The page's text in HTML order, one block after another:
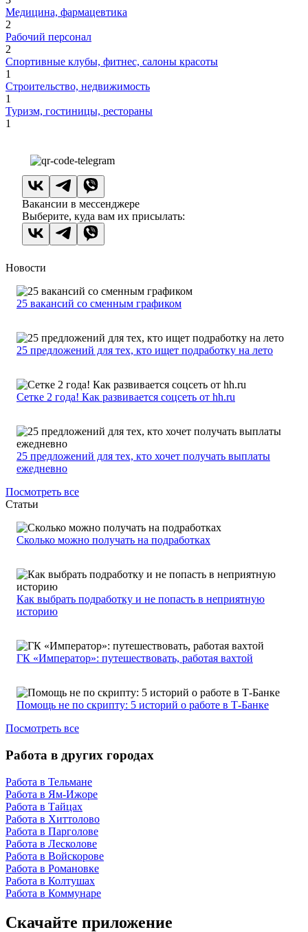
Медицина, фармацевтика
2
Рабочий персонал
2
Спортивные клубы, фитнес, салоны красоты
1
Строительство, недвижимость
1
Туризм, гостиницы, рестораны
1
Вакансии в мессенджере
Выберите, куда вам их присылать:
Новости
25 вакансий со сменным графиком
25 предложений для тех, кто ищет подработку на лето
Сетке 2 года! Как развивается соцсеть от hh.ru
25 предложений для тех, кто хочет получать выплаты
ежедневно
Посмотреть все
Статьи
Сколько можно получать на подработках
Как выбрать подработку и не попасть в неприятную
историю
ГК «Император»: путешествовать, работая вахтой
Помощь не по скрипту: 5 историй о работе в Т-Банке
Посмотреть все
Работа в других городах
Работа в Тельмане
Работа в Ям-Ижоре
Работа в Тайцах
Работа в Хиттолово
Работа в Парголове
Работа в Лесколове
Работа в Войскорове
Работа в Романовке
Работа в Колтушах
Работа в Коммунаре
Скачайте приложение